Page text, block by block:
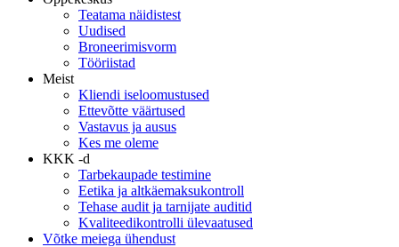
Teatama näidistest
Uudised
Broneerimisvorm
Tööriistad
Meist
Kliendi iseloomustused
Ettevõtte väärtused
Vastavus ja ausus
Kes me oleme
KKK -d
Tarbekaupade testimine
Eetika ja altkäemaksukontroll
Tehase audit ja tarnijate auditid
Kvaliteedikontrolli ülevaatused
Võtke meiega ühendust